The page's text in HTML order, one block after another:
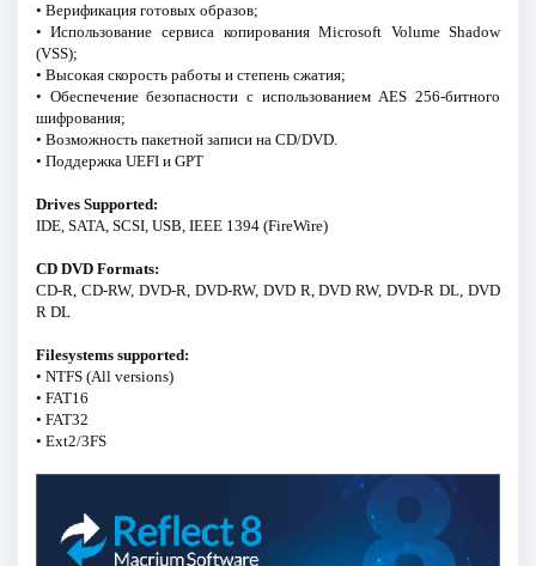
• Верификация готовых образов;
• Использование сервиса копирования Microsoft Volume Shadow
(VSS);
• Высокая скорость работы и степень сжатия;
• Обеспечение безопасности с использованием AES 256-битного
шифрования;
• Возможность пакетной записи на CD/DVD.
• Поддержка UEFI и GPT
Drives Supported:
IDE, SATA, SCSI, USB, IEEE 1394 (FireWire)
CD DVD Formats:
CD-R, CD-RW, DVD-R, DVD-RW, DVD R, DVD RW, DVD-R DL, DVD
R DL
Filesystems supported:
• NTFS (All versions)
• FAT16
• FAT32
• Ext2/3FS